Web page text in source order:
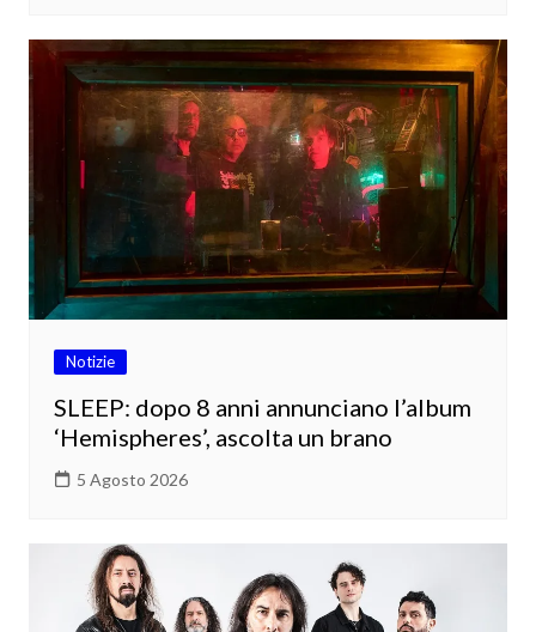
Notizie
SLEEP: dopo 8 anni annunciano l’album
‘Hemispheres’, ascolta un brano
5 Agosto 2026